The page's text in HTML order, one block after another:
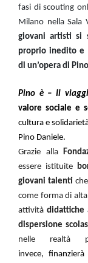
fasi di scouting
Milano nella Sala
giovani artisti si
proprio inedito e
di un’opera di
Pino è – Il
valore sociale e
cultura e
Pino Daniele.
Grazie alla
essere istituite
giovani talenti
come forma di
attivitàdidattiche
dispersione
nelle realtà
invece,
finanzierà